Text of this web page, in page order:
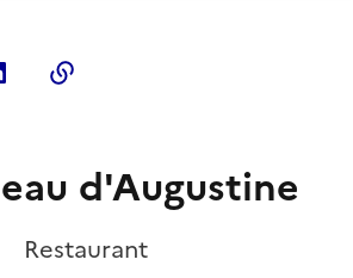
Twitter)
Linkedin
d'Augustine
Restaurant